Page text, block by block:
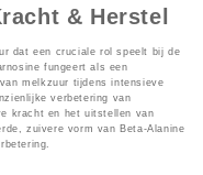
& Herstel
dat een cruciale rol speelt bij de
fungeert als een
melkzuur tijdens intensieve
verbetering van
kracht en het uitstellen van
zuivere vorm van Beta-Alanine